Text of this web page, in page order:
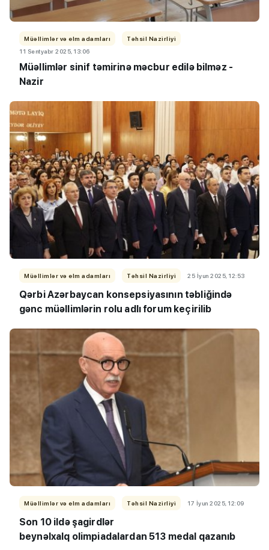
Müəllimlər və elm adamları
Təhsil Nazirliyi
11 Sentyabr 2025, 13:06
Müəllimlər sinif təmirinə məcbur edilə bilməz -
Nazir
Müəllimlər və elm adamları Təhsil Nazirliyi 25 İyun 2025, 12:53
Qərbi Azərbaycan konsepsiyasının təbliğində
gənc müəllimlərin rolu adlı forum keçirilib
Müəllimlər və elm adamları Təhsil Nazirliyi 17 İyun 2025, 12:09
Son 10 ildə şagirdlər
beynəlxalq olimpiadalardan 513 medal qazanıb